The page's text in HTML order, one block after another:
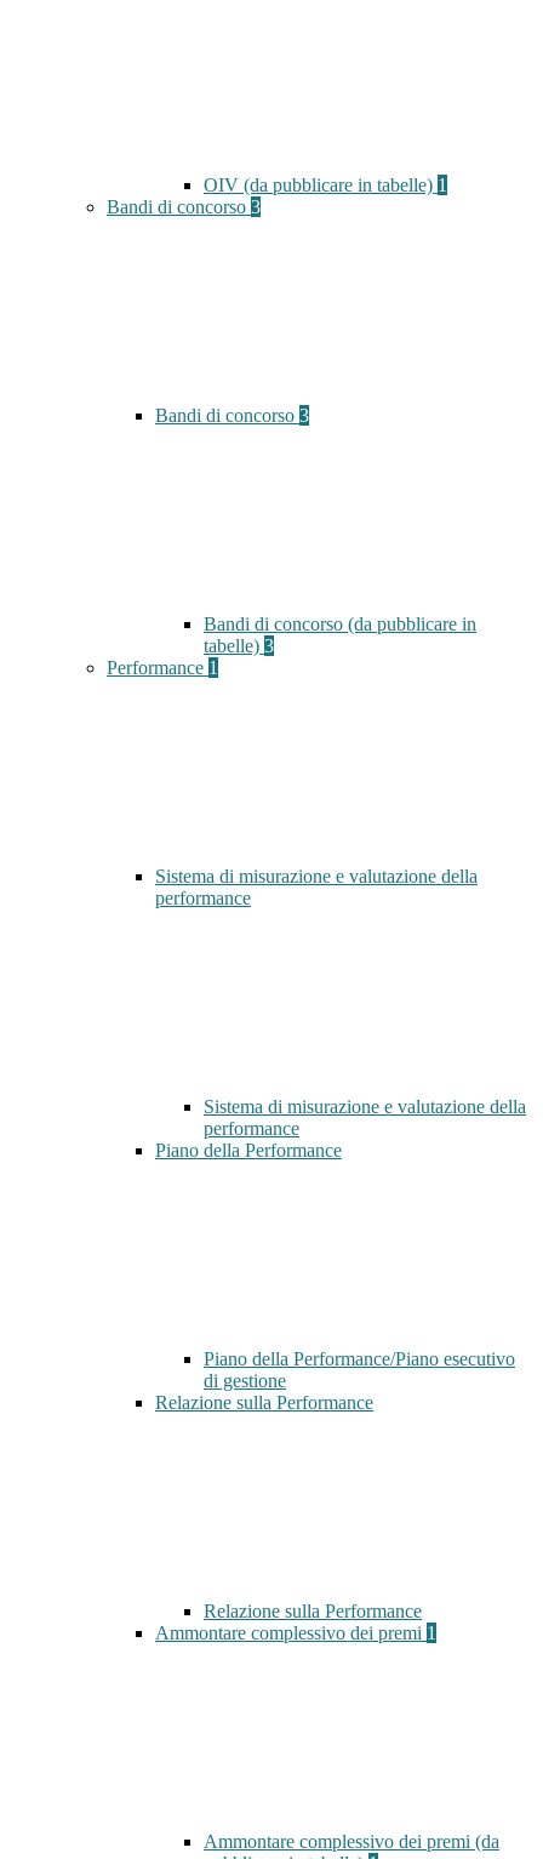
OIV (da pubblicare in tabelle) 1
Bandi di concorso 3
Bandi di concorso 3
Bandi di concorso (da pubblicare in
tabelle) 3
Performance 1
Sistema di misurazione e valutazione della
performance
Sistema di misurazione e valutazione della
performance
Piano della Performance
Piano della Performance/Piano esecutivo
di gestione
Relazione sulla Performance
Relazione sulla Performance
Ammontare complessivo dei premi 1
Ammontare complessivo dei premi (da